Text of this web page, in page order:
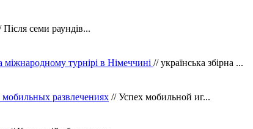
Після семи раундів...
міжнародному турнірі в Німеччині // українська збірна ...
развлечениях // Успех мобильной иг...